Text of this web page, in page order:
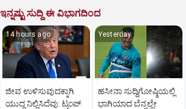
ಇನ್ನಷ್ಟು ಸುದ್ದಿ ಈ ವಿಭಾಗದಿಂದ
14 hours ago
ಜೀವ ಉಳಿಸುವುದಕ್ಕಾಗಿ
ಯುದ್ಧ ನಿಲ್ಲಿಸಿದೆವು: ಟ್ರಂಪ್‌
Yesterday
ಹಸೀನಾ ಸುದ್ದಿಗೋಷ್ಠಿಯಲ್ಲಿ
ಭಾಗಿಯಾದ ಬೆನ್ನಲ್ಲೇ